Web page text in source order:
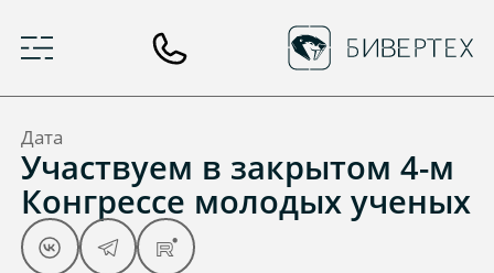
Дата
Участвуем в закрытом 4-м
Конгрессе молодых ученых